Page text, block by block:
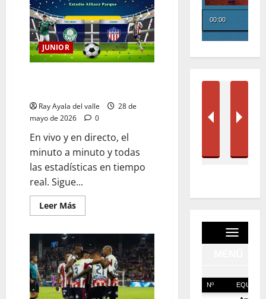
JUNIOR
Ray Ayala del valle
28 de
mayo de 2026
0
En vivo y en directo, el
minuto a minuto y todas
las estadísticas en tiempo
real. Sigue...
Leer Más